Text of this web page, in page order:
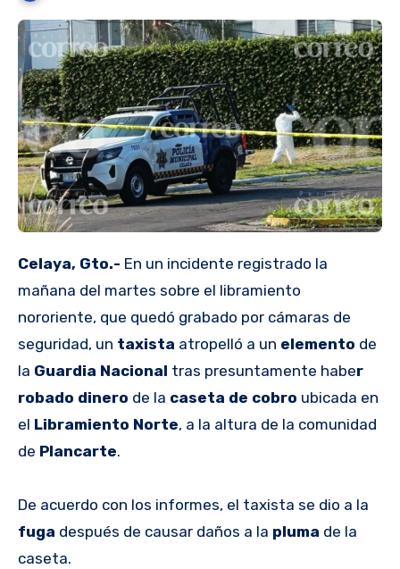
Celaya, Gto.- En un incidente registrado la
mañana del martes sobre el libramiento
nororiente, que quedó grabado por cámaras de
seguridad, un taxista atropelló a un elemento de
la Guardia Nacional tras presuntamente haber
robado dinero de la caseta de cobro ubicada en
el Libramiento Norte, a la altura de la comunidad
de Plancarte.
De acuerdo con los informes, el taxista se dio a la
fuga después de causar daños a la pluma de la
caseta.